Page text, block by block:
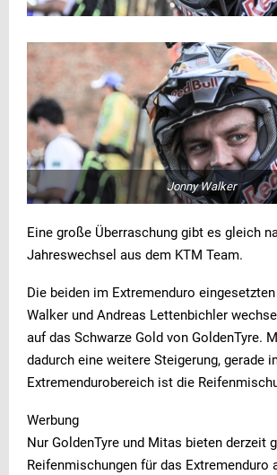
Jonny Walker
Eine große Überraschung gibt es gleich
Jahreswechsel aus dem KTM Team.
Die beiden im Extremenduro
Walker und Andreas Lettenbichler
auf das Schwarze Gold von GoldenTyre.
dadurch eine weitere Steigerung, gerade
Extremendurobereich ist die
Werbung
Nur GoldenTyre und Mitas bieten derzeit
Reifenmischungen für das Extremenduro